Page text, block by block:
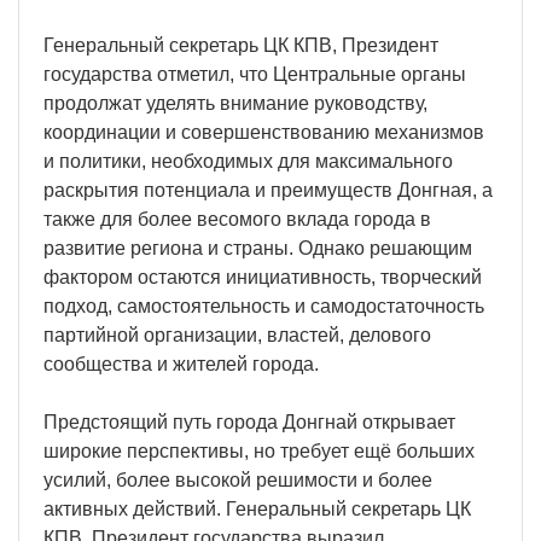
Генеральный секретарь ЦК КПВ, Президент
государства отметил, что Центральные органы
продолжат уделять внимание руководству,
координации и совершенствованию механизмов
и политики, необходимых для максимального
раскрытия потенциала и преимуществ Донгная, а
также для более весомого вклада города в
развитие региона и страны. Однако решающим
фактором остаются инициативность, творческий
подход, самостоятельность и самодостаточность
партийной организации, властей, делового
сообщества и жителей города.
Предстоящий путь города Донгнай открывает
широкие перспективы, но требует ещё больших
усилий, более высокой решимости и более
активных действий. Генеральный секретарь ЦК